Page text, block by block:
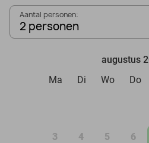
Aantal personen:
2 personen
augustus
Ma
Di Wo Do
3 4 5 6